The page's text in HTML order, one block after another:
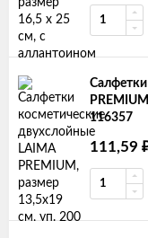
116357
111,59